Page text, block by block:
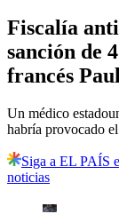
Fiscalía
sanción de
francés
Un médico
habría provocado
Siga a EL PAÍS
noticias